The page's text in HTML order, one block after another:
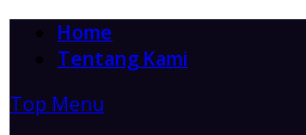
Home
Tentang Kami
Top Menu